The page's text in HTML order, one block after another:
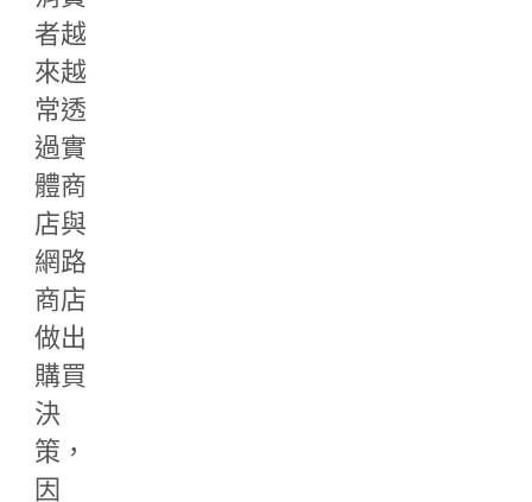
者越
來越
常透
過實
體商
店與
網路
商店
做出
購買
決
策，
因